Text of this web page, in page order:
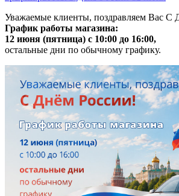
Уважаемые клиенты, поздравляем Вас С
График работы магазина:
12 июня (пятница) с 10:00 до 16:00,
остальные дни по обычному графику.